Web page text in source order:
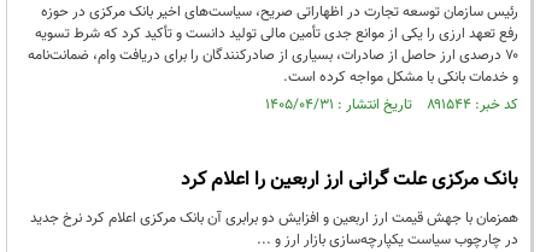
رئیس سازمان توسعه تجارت در اظهاراتی صریح، سیاست‌های اخیر بانک مرکزی در حوزه
رفع تعهد ارزی را یکی از موانع جدی تأمین مالی تولید دانست و تأکید کرد که شرط تسویه
۷۰ درصدی ارز حاصل از صادرات، بسیاری از صادرکنندگان را برای دریافت وام، ضمانت‌نامه
و خدمات بانکی با مشکل مواجه کرده است.
کد خبر: ۸۹۱۵۴۴ تاریخ انتشار : ۱۴۰۵/۰۴/۳۱
بانک مرکزی علت گرانی ارز اربعین را اعلام کرد
همزمان با جهش قیمت ارز اربعین و افزایش دو برابری آن بانک مرکزی اعلام کرد نرخ جدید
در چارچوب سیاست یکپارچه‌سازی بازار ارز و ...